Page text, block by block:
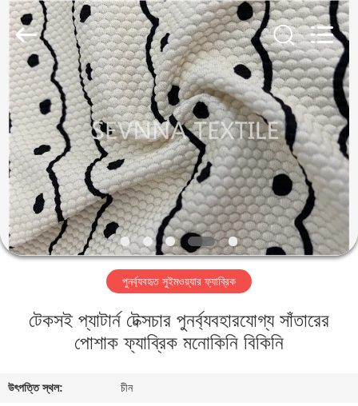
বাড়ি
পণ্য
VR
প্রদর্শন
আমাদের
2026
SEVNNA
TEXTILE.
Rights
Reserved.
পুনর্ব্যবহৃত সুইমওয়্যার ফ্যাব্রিক
টেকসই প্যাটার্ন টেক্সচার পুনর্ব্যবহারযোগ্য সাঁতারের
পোশাক ফ্যাব্রিক মনোকিনি বিকিনি
উৎপত্তি স্থল: চীন